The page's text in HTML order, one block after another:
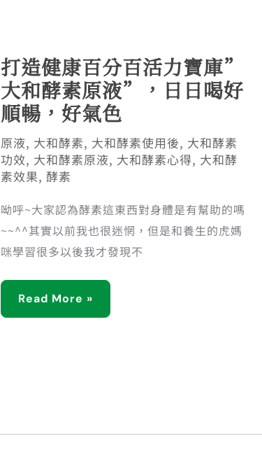
打造健康百分百活力寶庫”
大和酵素原液”，日日喝好
順暢，好氣色
原液, 大和酵素, 大和酵素使用後, 大和酵素
功效, 大和酵素原液, 大和酵素心得, 大和酵
素效果, 酵素
呦呼~大家認為酵素這東西對身體是有幫助的嗎
~~^^其實以前我也很迷惘，但是和養生的虎媽
咪學習很多以後我才發現不
Read More »